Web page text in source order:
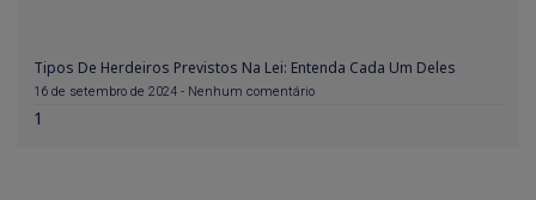
Tipos De Herdeiros Previstos Na Lei: Entenda Cada Um Deles
16 de setembro de 2024 Nenhum comentário